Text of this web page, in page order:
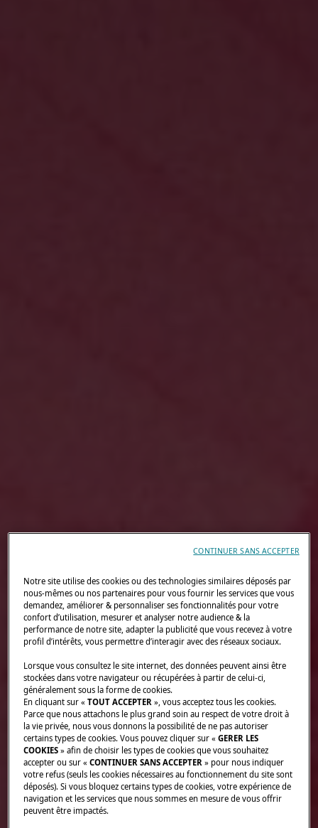
Notre site utilise des cookies ou des technologies similaires déposés par
nous-mêmes ou nos partenaires pour vous fournir les services que vous
demandez, améliorer & personnaliser ses fonctionnalités pour votre
confort d’utilisation, mesurer et analyser notre audience & la
performance de notre site, adapter la publicité que vous recevez à votre
profil d’intérêts, vous permettre d’interagir avec des réseaux sociaux.
Lorsque vous consultez le site internet, des données peuvent ainsi être
stockées dans votre navigateur ou récupérées à partir de celui-ci,
généralement sous la forme de cookies.
En cliquant sur «TOUT ACCEPTER », vous acceptez tous les cookies.
Parce que nous attachons le plus grand soin au respect de votre droit à
la vie privée, nous vous donnons la possibilité de ne pas autoriser
certains types de cookies. Vous pouvez cliquer sur «GERER LES
COOKIES » afin de choisir les types de cookies que vous souhaitez
accepter ou sur «CONTINUER SANS ACCEPTER » pour nous indiquer
votre refus (seuls les cookies nécessaires au fonctionnement du site sont
déposés). Si vous bloquez certains types de cookies, votre expérience de
navigation et les services que nous sommes en mesure de vous offrir
peuvent être impactés.
CONTINUER SANS ACCEPTER